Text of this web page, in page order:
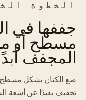
الخطوة
جففها في
مسطح أو
المجفف
ضع الكتان بشكل
تجفيف بعيدًا عن أشعة